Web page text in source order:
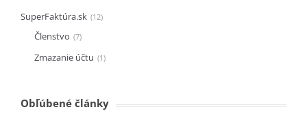
SuperFaktúra.sk 12
Členstvo 7
Zmazanie účtu 1
Obľúbené články